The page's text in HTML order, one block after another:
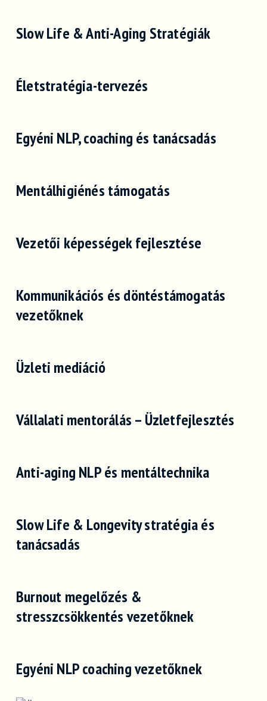
Slow Life & Anti-Aging Stratégiák
Életstratégia-tervezés
Egyéni NLP, coaching és tanácsadás
Mentálhigiénés támogatás
Vezetői képességek fejlesztése
Kommunikációs és döntéstámogatás
vezetőknek
Üzleti mediáció
Vállalati mentorálás – Üzletfejlesztés
Anti-aging NLP és mentáltechnika
Slow Life & Longevity stratégia és
tanácsadás
Burnout megelőzés &
stresszcsökkentés vezetőknek
Egyéni NLP coaching vezetőknek